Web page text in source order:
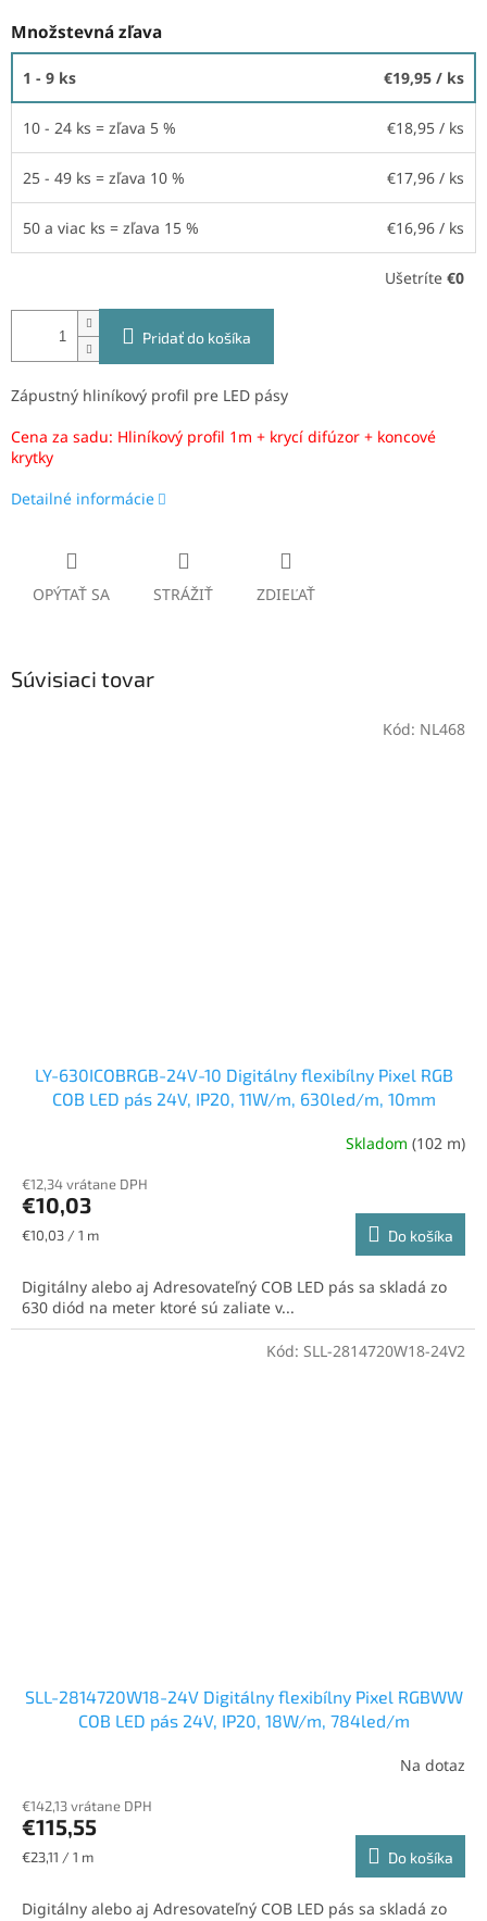
Množstevná zľava
1 - 9 ks €19,95 / ks
10 - 24 ks = zľava 5 % €18,95 / ks
25 - 49 ks = zľava 10 % €17,96 / ks
50 a viac ks = zľava 15 % €16,96 / ks
Ušetríte €0
Pridať do košíka
Zápustný hliníkový profil pre LED pásy
Cena za sadu: Hliníkový profil 1m + krycí difúzor + koncové
krytky
Detailné informácie
OPÝTAŤ SA STRÁŽIŤ ZDIEĽAŤ
Súvisiaci tovar
LY-630ICOBRGB-24V-10 Digitálny flexibílny Pixel RGB
COB LED pás 24V, IP20, 11W/m, 630led/m, 10mm
Skladom (102 m)
€12,34 vrátane DPH
€10,03
Jednotková
€10,03 / 1 m Do košíka
Digitálny alebo aj Adresovateľný COB LED pás sa skladá zo
630 diód na meter ktoré sú zaliate v...
Kód: NL468
SLL-2814720W18-24V Digitálny flexibílny Pixel RGBWW
COB LED pás 24V, IP20, 18W/m, 784led/m
Na dotaz
€142,13 vrátane DPH
€115,55
Jednotková
€23,11 / 1 m Do košíka
Digitálny alebo aj Adresovateľný COB LED pás sa skladá zo
Kód: SLL-2814720W18-24V2